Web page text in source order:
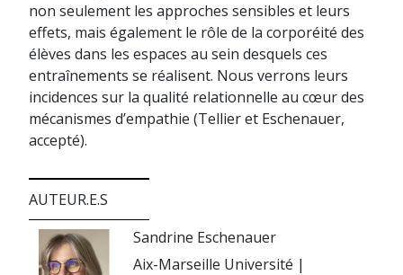
non seulement les approches sensibles et leurs
effets, mais également le rôle de la corporéité des
élèves dans les espaces au sein desquels ces
entraînements se réalisent. Nous verrons leurs
incidences sur la qualité relationnelle au cœur des
mécanismes d’empathie (Tellier et Eschenauer,
accepté).
AUTEUR.E.S
Sandrine Eschenauer
Aix-Marseille Université |